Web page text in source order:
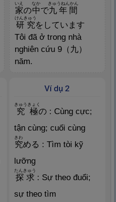
家
いえ
の中
なか
で九 年 間
Nghĩa: Khoảng, ở giữa, bên
trong (không gian)
きゅうねんかん
研 究
けんきゅう
をしています
Tôi đã ở trong nhà
nghiên cứu 9（ 九）
năm.
Ví dụ 2
究 極
きゅうきょく
の : Cùng cực;
tận cùng; cuối cùng
究
きわ
める : Tìm tòi kỹ
lưỡng
探 求
たんきゅう
: Sự theo đuổi;
sự theo tìm